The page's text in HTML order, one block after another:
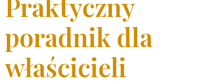
poradnik dla
właścicieli